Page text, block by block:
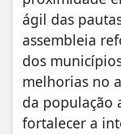
ágil das
assembleia
dos
melhorias no
da população
fortalecer a